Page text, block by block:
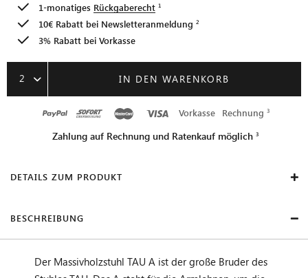
1-monatiges Rückgaberecht
10€ Rabatt bei Newsletteranmeldung
3% Rabatt bei Vorkasse
2 IN DEN WARENKORB
Vorkasse Rechnung
Zahlung auf Rechnung und Ratenkauf möglich
DETAILS ZUM PRODUKT
BESCHREIBUNG
Der Massivholzstuhl TAU A ist der große Bruder des